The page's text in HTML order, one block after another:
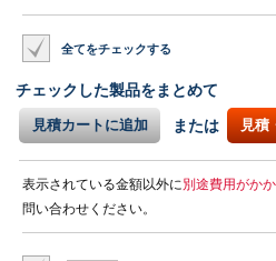
全てをチェックする
チェックした製品をまとめて
見積カートに追加 または 見積
表示されている金額以外に別途費用がか
問い合わせください。